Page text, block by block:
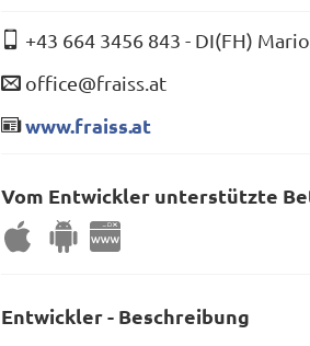
+43 664 3456 843 - DI(FH)
office@fraiss.at
www.fraiss.at
Vom Entwickler unterstützte
Entwickler - Beschreibung